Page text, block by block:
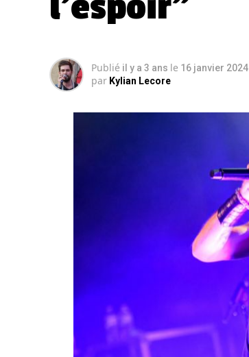
Publié il y a 3 ans le 16 janvier 2024
par Kylian Lecore